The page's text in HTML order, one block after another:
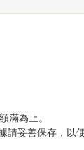
滿為止。
妥善保存，以